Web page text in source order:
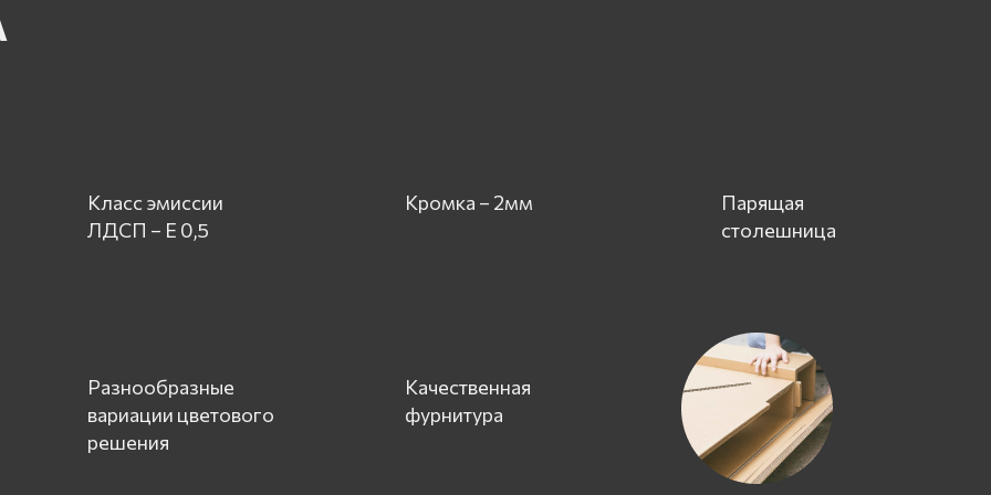
Класс эмиссии
ЛДСП – Е 0,5
Кромка – 2мм
Парящая
столешница
Разнообразные
вариации цветового
решения
Качественная
фурнитура